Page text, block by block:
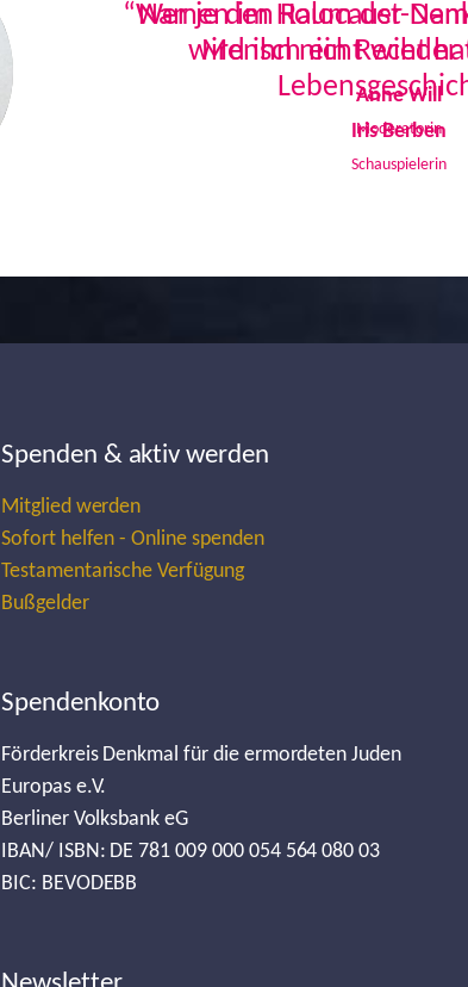
Namen im Holocaust-
Mensch ein Recht
Iris Berben
Schauspielerin
Spenden & aktiv werden
Mitglied werden
Sofort helfen - Online spenden
Testamentarische Verfügung
Bußgelder
Spendenkonto
Förderkreis Denkmal für die ermordeten Juden
Europas e.V.
Berliner Volksbank eG
IBAN/ ISBN: DE 781 009 000 054 564 080 03
BIC: BEVODEBB